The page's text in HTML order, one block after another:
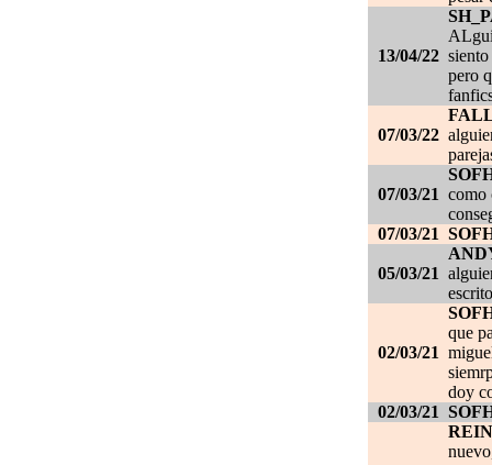
13/04/22
pero
07/03/22
07/03/21 como
07/03/21
05/03/21
02/03/21
que
doy
02/03/21